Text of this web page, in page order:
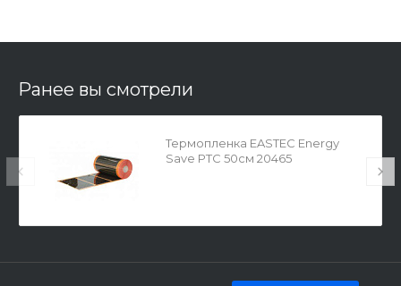
Ранее вы смотрели
Термопленка EASTEC Energy
Save PTC 50см 20465